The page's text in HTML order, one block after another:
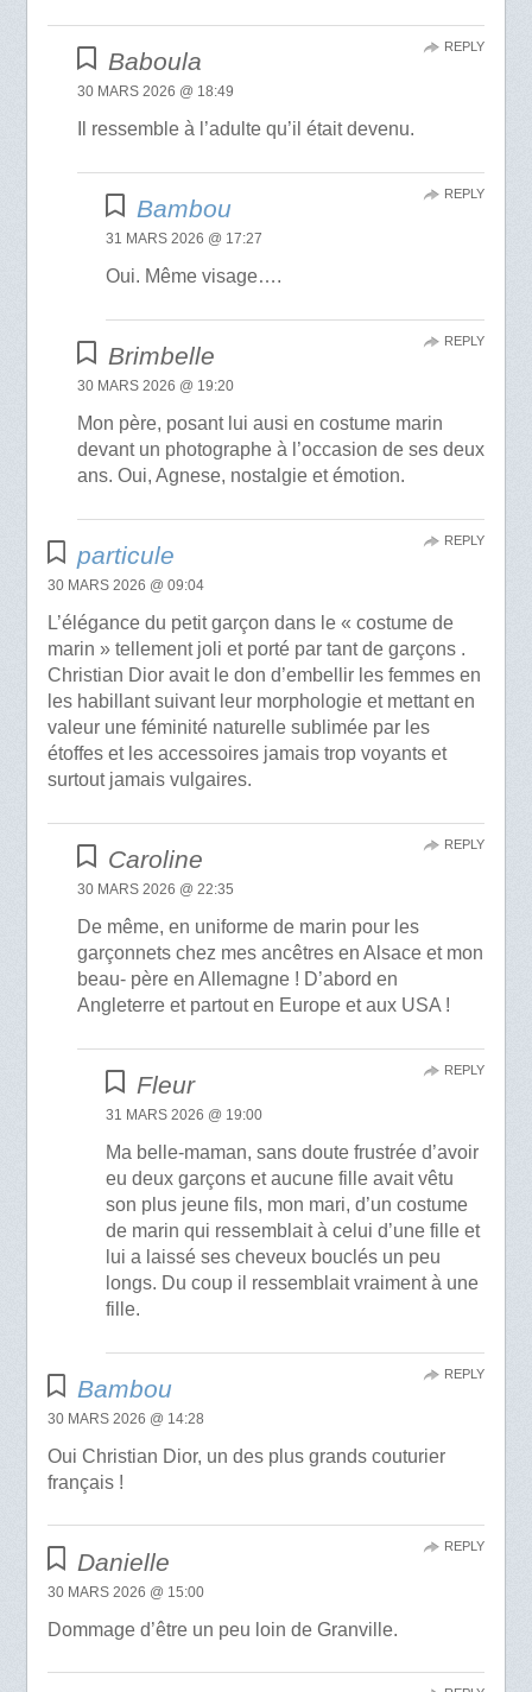
Baboula
30 MARS 2026 @ 18:49
Il ressemble à l’adulte qu’il était devenu.
REPLY
Bambou
31 MARS 2026 @ 17:27
Oui. Même visage….
REPLY
Brimbelle
30 MARS 2026 @ 19:20
Mon père, posant lui ausi en costume marin
devant un photographe à l’occasion de ses deux
ans. Oui, Agnese, nostalgie et émotion.
REPLY
particule
30 MARS 2026 @ 09:04
L’élégance du petit garçon dans le « costume de
marin » tellement joli et porté par tant de garçons .
Christian Dior avait le don d’embellir les femmes en
les habillant suivant leur morphologie et mettant en
valeur une féminité naturelle sublimée par les
étoffes et les accessoires jamais trop voyants et
surtout jamais vulgaires.
REPLY
Caroline
30 MARS 2026 @ 22:35
De même, en uniforme de marin pour les
garçonnets chez mes ancêtres en Alsace et mon
beau- père en Allemagne ! D’abord en
Angleterre et partout en Europe et aux USA !
REPLY
Fleur
31 MARS 2026 @ 19:00
Ma belle-maman, sans doute frustrée d’avoir
eu deux garçons et aucune fille avait vêtu
son plus jeune fils, mon mari, d’un costume
de marin qui ressemblait à celui d’une fille et
lui a laissé ses cheveux bouclés un peu
longs. Du coup il ressemblait vraiment à une
fille.
REPLY
Bambou
30 MARS 2026 @ 14:28
Oui Christian Dior, un des plus grands couturier
français !
REPLY
Danielle
30 MARS 2026 @ 15:00
Dommage d’être un peu loin de Granville.
REPLY